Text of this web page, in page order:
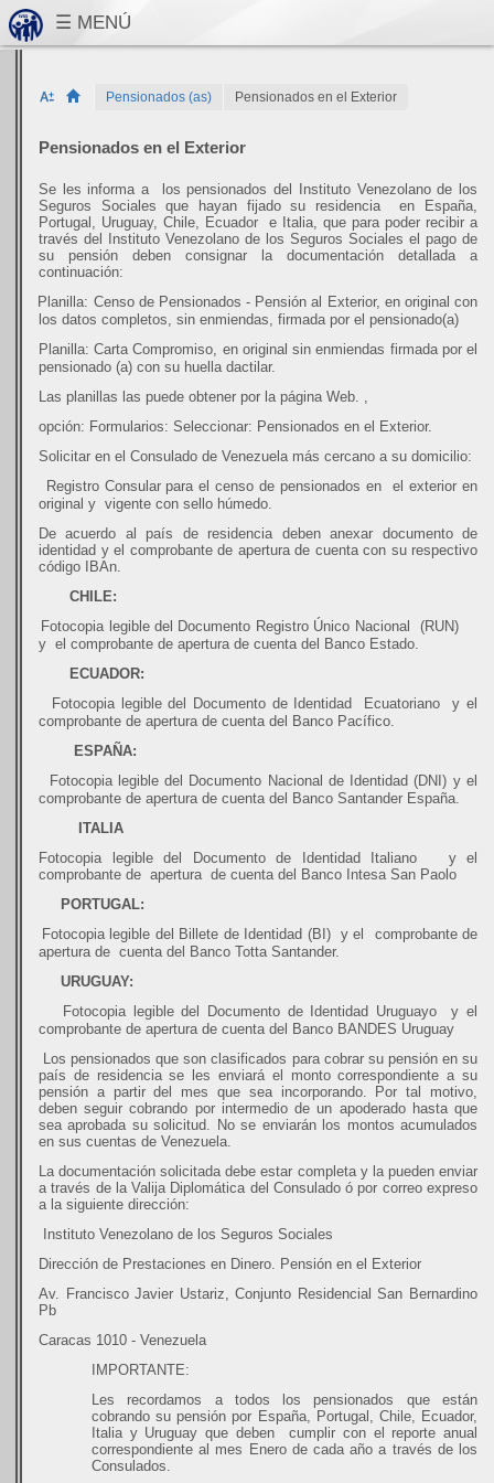
Pensionados (as) Pensionados en el Exterior
Pensionados en el Exterior
Se les informa a
los pensionados del Instituto Venezolano de los
Seguros Sociales que hayan fijado su residencia
en España,
Portugal, Uruguay, Chile, Ecuador
e Italia, que para poder recibir a
través del Instituto Venezolano de los Seguros Sociales el pago de
su pensión deben consignar la documentación detallada a
continuación:
Planilla: Censo de Pensionados - Pensión al Exterior, en original con
los datos completos, sin enmiendas, firmada por el pensionado(a)
Planilla: Carta Compromiso, en original sin enmiendas firmada por el
pensionado (a) con su huella dactilar.
Las planillas las puede obtener por la página Web. ,
opción: Formularios: Seleccionar: Pensionados en el Exterior.
Solicitar en el Consulado de Venezuela más cercano a su domicilio:
Registro Consular para el censo de pensionados en
el exterior en
original y vigente con sello húmedo.
De acuerdo al país de residencia deben anexar documento de
identidad y el comprobante de apertura de cuenta con su respectivo
código IBAn.
CHILE:
Fotocopia legible del Documento Registro Único Nacional
(RUN)
y el comprobante de apertura de cuenta del Banco Estado.
ECUADOR:
Fotocopia legible del Documento de Identidad Ecuatoriano
y el
comprobante de apertura de cuenta del Banco Pacífico.
ESPAÑA:
Fotocopia legible del Documento Nacional de Identidad (DNI) y el
comprobante de apertura de cuenta del Banco Santander España.
ITALIA
Fotocopia legible del Documento de Identidad Italiano
y el
comprobante de apertura de cuenta del Banco Intesa San Paolo
PORTUGAL:
Fotocopia legible del Billete de Identidad (BI) y el
comprobante de
apertura de cuenta del Banco Totta Santander.
URUGUAY:
Fotocopia legible del Documento de Identidad Uruguayo
y el
comprobante de apertura de cuenta del Banco BANDES Uruguay
Los pensionados que son clasificados para cobrar su pensión en su
país de residencia se les enviará el monto correspondiente a su
pensión a partir del mes que sea incorporando.
Por tal motivo,
deben seguir cobrando por intermedio de un apoderado hasta que
sea aprobada su solicitud. No se enviarán los montos acumulados
en sus cuentas de Venezuela.
La documentación solicitada debe estar completa y la pueden enviar
a través de la Valija Diplomática del Consulado ó por correo expreso
a la siguiente dirección:
Instituto Venezolano de los Seguros Sociales
Dirección de Prestaciones en Dinero. Pensión en el Exterior
Av. Francisco Javier Ustariz, Conjunto Residencial San Bernardino
Pb
Caracas 1010 - Venezuela
IMPORTANTE:
Les recordamos a todos los pensionados que están
cobrando su pensión por España, Portugal, Chile, Ecuador,
Italia y Uruguay que deben
cumplir con el reporte anual
correspondiente al mes Enero de cada año a través de los
Consulados.